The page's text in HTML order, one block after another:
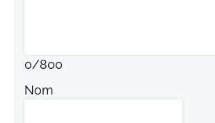
0/800
Nom